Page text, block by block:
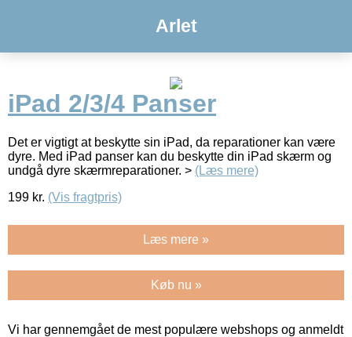
Arlet
iPad 2/3/4 Panser
Det er vigtigt at beskytte sin iPad, da reparationer kan være
dyre. Med iPad panser kan du beskytte din iPad skærm og
undgå dyre skærmreparationer. > (Læs mere)
199 kr. (Vis fragtpris)
Læs mere »
Køb nu »
Vi har gennemgået de mest populære webshops og anmeldt